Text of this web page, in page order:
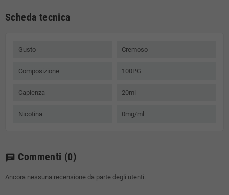
Scheda tecnica
Gusto Cremoso
Composizione 100PG
Capienza 20ml
Nicotina 0mg/ml
chat Commenti (0)
Ancora nessuna recensione da parte degli utenti.